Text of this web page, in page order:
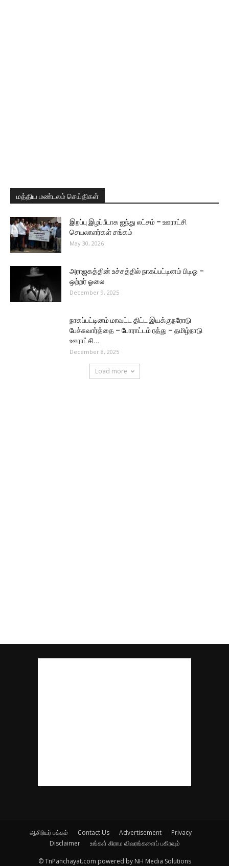
மத்திய மண்டலம் செய்திகள்
இறப்பு இழப்பீடாக ஐந்து லட்சம் – ஊராட்சி
செயலாளர்கள் சங்கம்
May 30, 2026
அராஜகத்தின் உச்சத்தில் நாகப்பட்டினம் பிடிஓ –
ஒற்றர் ஓலை
December 9, 2025
நாகப்பட்டினம் மாவட்ட திட்ட இயக்குநரோடு
பேச்சுவார்த்தை – போராட்டம் ரத்து – தமிழ்நாடு
ஊராட்சி...
December 8, 2025
Load more
ஆசிரியர் பக்கம் Contact Us Advertisement
Privacy
Disclaimer
உங்கள் கிராம விவரங்களைப் பகிரவும்
© TnPanchayat.com powered by NH Media Solutions